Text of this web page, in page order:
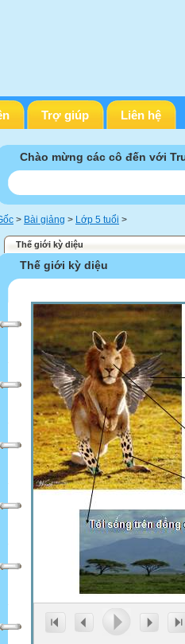
Trợ giúp Liên hệ
Chào mừng các cô đến với
> Bài giảng > Lớp 5 tuổi >
Thế giới kỳ diệu
Thế giới kỳ diệu